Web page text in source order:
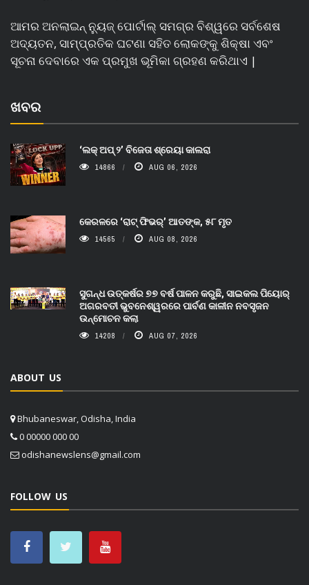
ଆମର ଅନଲାଇନ୍ ନ୍ୟୁଜ୍ ପୋର୍ଟାଲ୍ ସମଗ୍ର ବିଶ୍ୱରେ ସର୍ବଶେଷ
ଅଦ୍ୟତନ, ସାମ୍ପ୍ରତିକ ଘଟଣା ସହିତ ଲୋକଙ୍କୁ ଶିକ୍ଷା ଏବଂ
ସୂଚନା ଦେବାରେ ଏକ ପ୍ରମୁଖ ଭୂମିକା ଗ୍ରହଣ କରିଥାଏ |
ଖବର
‘ଲକ୍ ଅପ୍ ୨’ ବିଜେତା ଶ୍ରେୟା କାଲରା
14866 AUG 06, 2026
କେରଳରେ ‘ରାଟ୍ ଫିଭର୍’ ଆତଙ୍କ, ୫୮ ମୃତ
14565 AUG 08, 2026
ସୁଗନ୍ଧ ଉତ୍କର୍ଷର ୭୭ ବର୍ଷ ପାଳନ କରୁଛି, ସାଇକଲ ପିୟୋର୍‌
ଅଗରବତୀ ଭୁବନେଶ୍ୱରରେ ପାର୍ବଣ କାଳୀନ ନବସୃଜନ
ଉନ୍ମୋଚନ କଲା
14208 AUG 07, 2026
ABOUT US
Bhubaneswar, Odisha, India
0 00000 000 00
odishanewslens@gmail.com
FOLLOW US